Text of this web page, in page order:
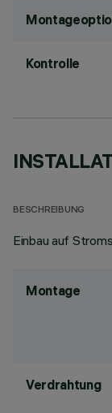
Kontrolle
BESCHREIBUNG
Einbau auf
Montage
Verdrahtung